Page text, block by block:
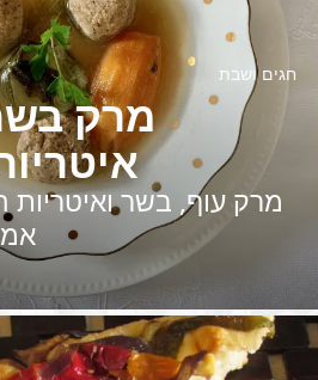
מרק
חגים ושבת
מרק עוף, בשר ואיטריות